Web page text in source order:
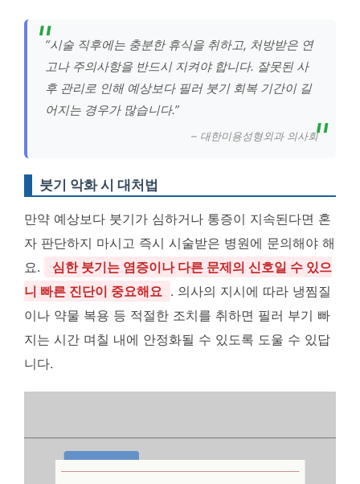
“시술 직후에는 충분한 휴식을 취하고, 처방받은 연
고나 주의사항을 반드시 지켜야 합니다. 잘못된 사
후 관리로 인해 예상보다 필러 붓기 회복 기간이 길
어지는 경우가 많습니다.”
– 대한미용성형외과 의사회
붓기 악화 시 대처법
만약 예상보다 붓기가 심하거나 통증이 지속된다면 혼
자 판단하지 마시고 즉시 시술받은 병원에 문의해야 해
요.
심한 붓기는 염증이나 다른 문제의 신호일 수 있으
니 빠른 진단이 중요해요 . 의사의 지시에 따라 냉찜질
이나 약물 복용 등 적절한 조치를 취하면 필러 부기 빠
지는 시간 며칠 내에 안정화될 수 있도록 도울 수 있답
니다.